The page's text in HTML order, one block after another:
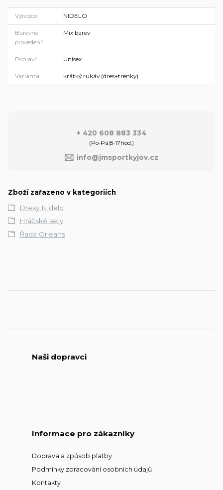
Výrobce NIDELO
Barevné
provedení
Mix barev
Pohlaví Unisex
Varianta krátký rukáv (dres+trenky)
+ 420 608 883 334
(Po-Pá,8-17hod.)
info@jmsportkyjov.cz
Zboží zařazeno v kategoriích
Dresy Nidelo
Hráčské sety
Řada Orleans
Naši dopravci
Informace pro zákazníky
Doprava a způsob platby
Podmínky zpracování osobních údajů
Kontakty